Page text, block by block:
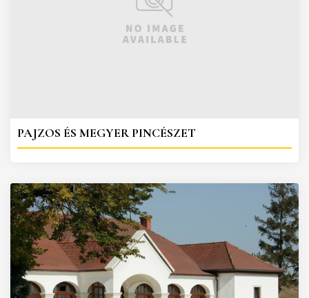
PAJZOS ÉS MEGYER PINCÉSZET